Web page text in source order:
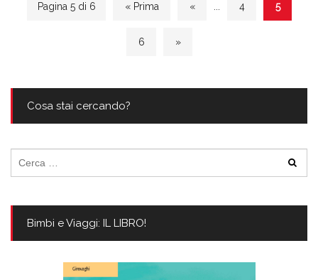
Pagina 5 di 6 « Prima « 4 5
6 »
Cosa stai cercando?
per:
Bimbi e Viaggi: IL LIBRO!